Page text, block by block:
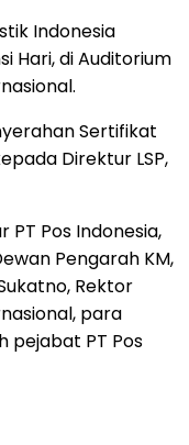
Indonesia
Hari, di Auditorium
Sertifikat
Direktur LSP,
Pos Indonesia,
Pengarah KM,
Rektor
para
pejabat PT Pos